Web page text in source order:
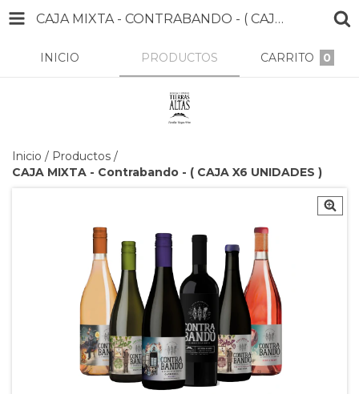
CAJA MIXTA - CONTRABANDO - ( CAJA X6 UNIDADES )
INICIO PRODUCTOS CARRITO 0
Inicio / Productos /
CAJA MIXTA - Contrabando - ( CAJA X6 UNIDADES )